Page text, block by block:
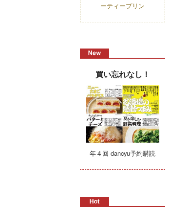
ーティープリン
買い忘れなし！
年４回 dancyu予約購読